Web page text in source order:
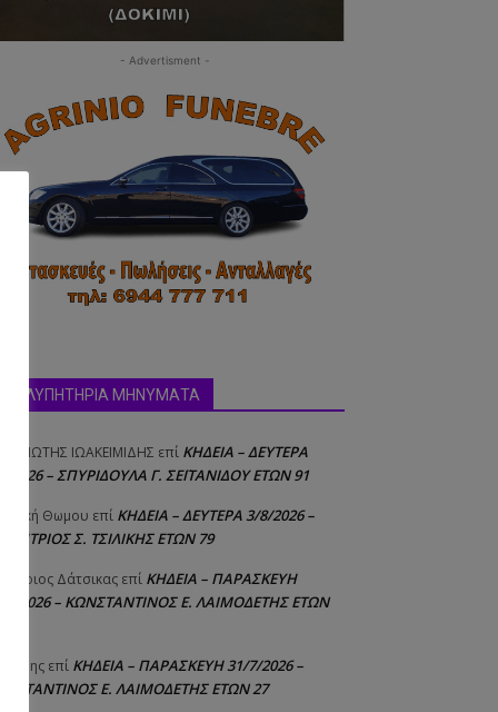
- Advertisment -
ΜΗΝΥΜΑΤΑ
IΩΑΚΕΙΜΙΔΗΣ επί ΚΗΔΕΙΑ – ΔΕΥΤΕΡΑ
2026 – ΣΠΥΡΙΔΟΥΛΑ Γ. ΣΕΪΤΑΝΙΔΟΥ ΕΤΩΝ 91
Θωμου επί ΚΗΔΕΙΑ – ΔΕΥΤΕΡΑ 3/8/2026 –
Σ. ΤΣΙΛΙΚΗΣ ΕΤΩΝ 79
Δάτσικας επί ΚΗΔΕΙΑ – ΠΑΡΑΣΚΕΥΗ
7/2026 – ΚΩΝΣΤΑΝΤΙΝΟΣ Ε. ΛΑΙΜΟΔΕΤΗΣ ΕΤΩΝ
επί ΚΗΔΕΙΑ – ΠΑΡΑΣΚΕΥΗ 31/7/2026 –
Ε. ΛΑΙΜΟΔΕΤΗΣ ΕΤΩΝ 27